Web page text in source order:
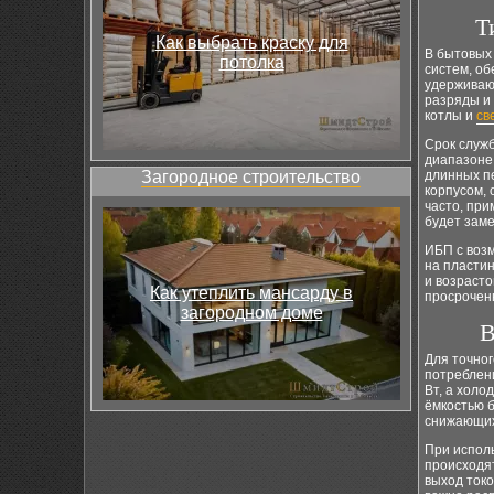
Как выбрать краску для
потолка
Загородное строительство
Как утеплить мансарду в
загородном доме
В бытовых
систем,
разряды и
котлы и
Срок
длинных
корпусом,
часто,
будет
ИБП с
на
и
Для
Вт, а
ёмкостью
При
выход